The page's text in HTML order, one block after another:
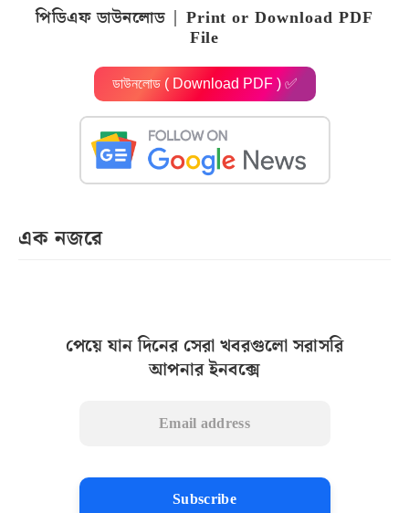
পিডিএফ ডাউনলোড | Print or Download PDF
File
ডাউনলোড ( Download PDF ) ✅
এক নজরে
পেয়ে যান দিনের সেরা খবরগুলো সরাসরি
আপনার ইনবক্সে
Subscribe